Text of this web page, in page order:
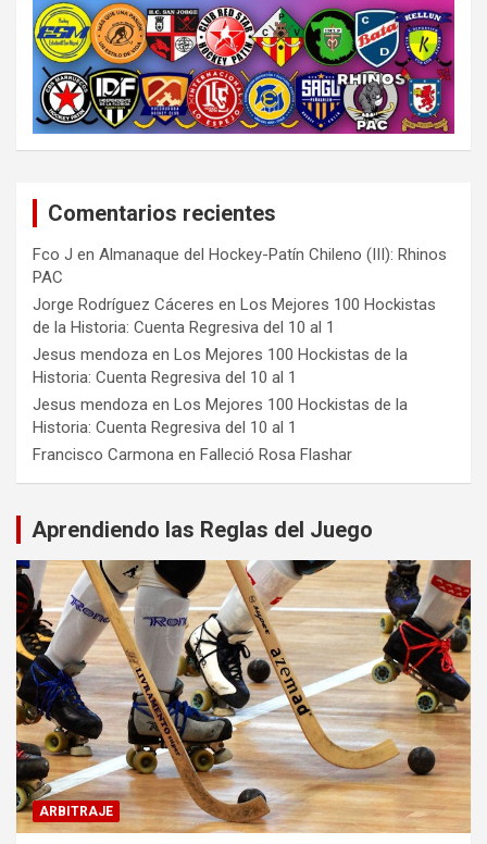
Comentarios recientes
Fco J en Almanaque del Hockey-Patín Chileno (III): Rhinos
PAC
Jorge Rodríguez Cáceres en Los Mejores 100 Hockistas
de la Historia: Cuenta Regresiva del 10 al 1
Jesus mendoza en Los Mejores 100 Hockistas de la
Historia: Cuenta Regresiva del 10 al 1
Jesus mendoza en Los Mejores 100 Hockistas de la
Historia: Cuenta Regresiva del 10 al 1
Francisco Carmona en Falleció Rosa Flashar
Aprendiendo las Reglas del Juego
ARBITRAJE